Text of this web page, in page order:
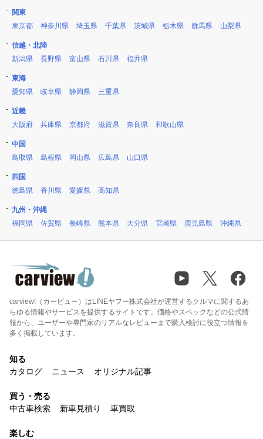
関東
東京都
神奈川県 埼玉県 千葉県 茨城県 栃木県 群馬県 山梨県
信越・北陸
新潟県
長野県 富山県 石川県 福井県
東海
愛知県
岐阜県 静岡県 三重県
近畿
大阪府
兵庫県 京都府 滋賀県 奈良県 和歌山県
中国
鳥取県
島根県 岡山県 広島県 山口県
四国
徳島県
香川県 愛媛県 高知県
九州・沖縄
福岡県
佐賀県 長崎県 熊本県 大分県 宮崎県 鹿児島県 沖縄県
carview!（カービュー）はLINEヤフー株式会社が運営するクルマに関するあ
らゆる情報やサービスを提供するサイトです。価格やスペックなどの公式情
報から、ユーザーや専門家のリアルなレビューまで購入検討に役立つ情報を
多く掲載しています。
知る
カタログ
ニュース オリジナル記事
買う・売る
中古車検索
新車見積り 車買取
楽しむ